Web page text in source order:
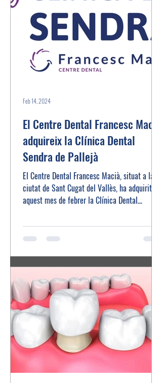
El Centre Dental Francesc Macià
adquireix la Clínica Dental
Sendra de Pallejà
El Centre Dental Francesc Macià, situat a la
ciutat de Sant Cugat del Vallès, ha adquirit
aquest mes de febrer la Clínica Dental
Feb 14, 2024